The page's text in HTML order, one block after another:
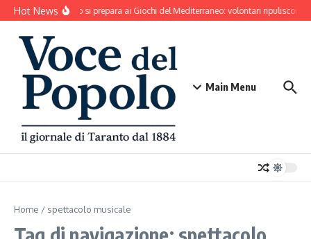
Salta al contenuto
Hot NewsTaranto si prepara ai Giochi del Mediterraneo: volontari ripuliscono
Main Menu
Home / spettacolo musicale